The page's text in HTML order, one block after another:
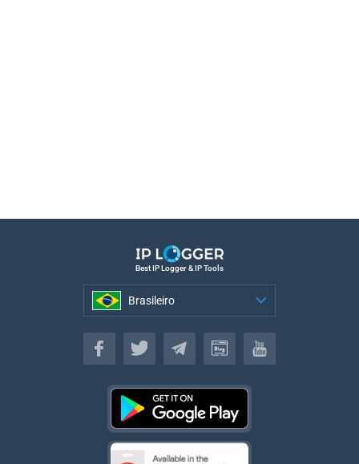
Best IP Logger & IP Tools
Brasileiro
Brasileiro